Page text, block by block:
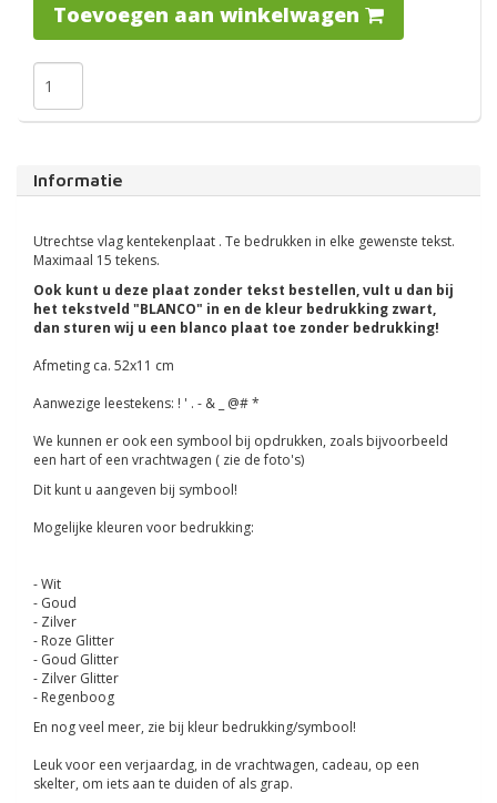
Toevoegen aan winkelwagen
Informatie
Utrechtse vlag kentekenplaat . Te bedrukken in elke gewenste tekst.
Maximaal 15 tekens.
Ook kunt u deze plaat zonder tekst bestellen, vult u dan bij
het tekstveld "BLANCO" in en de kleur bedrukking zwart,
dan sturen wij u een blanco plaat toe zonder bedrukking!
Afmeting ca. 52x11 cm
Aanwezige leestekens: ! ' . - & _ @# *
We kunnen er ook een symbool bij opdrukken, zoals bijvoorbeeld
een hart of een vrachtwagen ( zie de foto's)
Dit kunt u aangeven bij symbool!
Mogelijke kleuren voor bedrukking:
- Wit
- Goud
- Zilver
- Roze Glitter
- Goud Glitter
- Zilver Glitter
- Regenboog
En nog veel meer, zie bij kleur bedrukking/symbool!
Leuk voor een verjaardag, in de vrachtwagen, cadeau, op een
skelter, om iets aan te duiden of als grap.